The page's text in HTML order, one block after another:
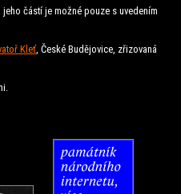
částí je možné pouze s uvedením
Kleť, České Budějovice, zřizovaná